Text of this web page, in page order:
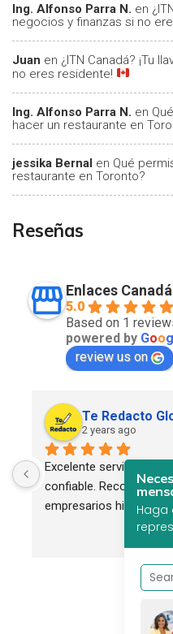
Ing. Alfonso Parra N. en
negocios y finanzas si no
Juan en ¿ITN Canadá? ¡Tu
no eres residente!
Ing. Alfonso Parra N. en
hacer un restaurante en
jessika Bernal en Qué
restaurante en Toronto?
Reseñas
Enlaces Canadá
5.0
Based on 1
powered by Goog
review us on
Te Redacto
2 years ago
Excelente servicio.
confiable.
empresarios hispanos.
Haga